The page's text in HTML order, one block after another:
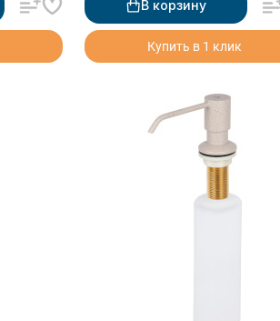
В корзину
Купить в 1 клик